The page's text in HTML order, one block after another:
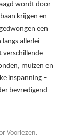
wordt door
krijgen en
een
allerlei
verschillende
muizen en
inspanning –
bevredigend
Voorlezen,